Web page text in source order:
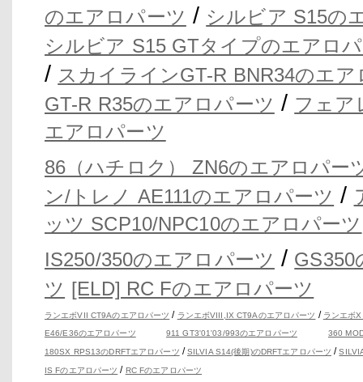
のエアロパーツ / シルビア S15の
シルビア S15 GTタイプのエアロ
/ スカイラインGT-R BNR34のエア
GT-R R35のエアロパーツ / フェア
エアロパーツ
86（ハチロク） ZN6のエアロパー
ン/トレノ AE111のエアロパーツ /
ッツ SCP10/NPC10のエアロパーツ
IS250/350のエアロパーツ / GS350
ツ [ELD] RC Fのエアロパーツ
ランエボVII CT9Aのエアロパーツ / ランエボVIII,IX CT9Aのエアロパーツ / ランエボ
E46/E36のエアロパーツ
911 GT3'01'03/993のエアロパーツ 360
180SX RPS13のDRFTエアロパーツ /SILVIA S14(後期)のDRFTエアロパーツ /
IS Fのエアロパーツ / RC Fのエアロパーツ